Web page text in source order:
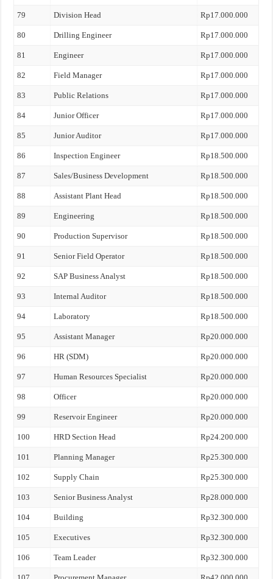
79 Division Head Rp17.000.000
80 Drilling Engineer Rp17.000.000
81 Engineer Rp17.000.000
82 Field Manager Rp17.000.000
83 Public Relations Rp17.000.000
84 Junior Officer Rp17.000.000
85 Junior Auditor Rp17.000.000
86 Inspection Engineer Rp18.500.000
87 Sales/Business Development Rp18.500.000
88 Assistant Plant Head Rp18.500.000
89 Engineering Rp18.500.000
90 Production Supervisor Rp18.500.000
91 Senior Field Operator Rp18.500.000
92 SAP Business Analyst Rp18.500.000
93 Internal Auditor Rp18.500.000
94 Laboratory Rp18.500.000
95 Assistant Manager Rp20.000.000
96 HR (SDM) Rp20.000.000
97 Human Resources Specialist Rp20.000.000
98 Officer Rp20.000.000
99 Reservoir Engineer Rp20.000.000
100 HRD Section Head Rp24.200.000
101 Planning Manager Rp25.300.000
102 Supply Chain Rp25.300.000
103 Senior Business Analyst Rp28.000.000
104 Building Rp32.300.000
105 Executives Rp32.300.000
106 Team Leader Rp32.300.000